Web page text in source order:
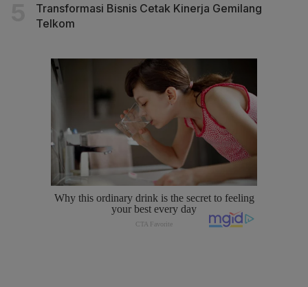
Transformasi Bisnis Cetak Kinerja Gemilang
Telkom